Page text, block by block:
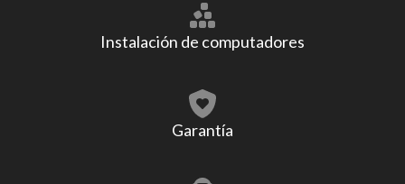
Instalación de computadores
Garantía